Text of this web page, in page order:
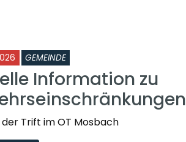
GEMEINDE
Information zu
der Trift im OT Mosbach